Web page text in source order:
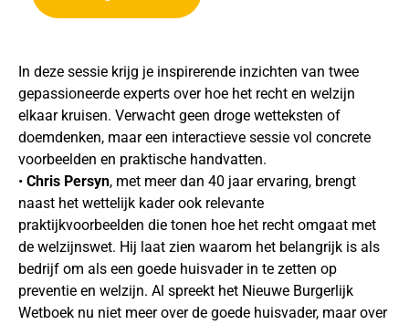
In deze sessie krijg je inspirerende inzichten van twee
gepassioneerde experts over hoe het recht en welzijn
elkaar kruisen. Verwacht geen droge wetteksten of
doemdenken, maar een interactieve sessie vol concrete
voorbeelden en praktische handvatten.
• Chris Persyn, met meer dan 40 jaar ervaring, brengt
naast het wettelijk kader ook relevante
praktijkvoorbeelden die tonen hoe het recht omgaat met
de welzijnswet. Hij laat zien waarom het belangrijk is als
bedrijf om als een goede huisvader in te zetten op
preventie en welzijn. Al spreekt het Nieuwe Burgerlijk
Wetboek nu niet meer over de goede huisvader, maar over